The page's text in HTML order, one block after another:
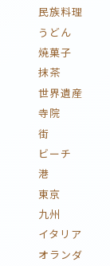
民族料理
うどん
焼菓子
抹茶
世界遺産
寺院
街
ビーチ
港
東京
九州
イタリア
オランダ